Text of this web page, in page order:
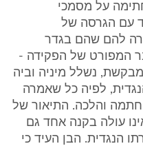
על מסמכי
עם הגרסה של
להם שהם בגדר
המפורט של הפקידה -
נשלל מיניה וביה
לפיה כל שאמרה
והלכה. התיאור של
עולה בקנה אחד גם
הנגדית. הבן העיד כי